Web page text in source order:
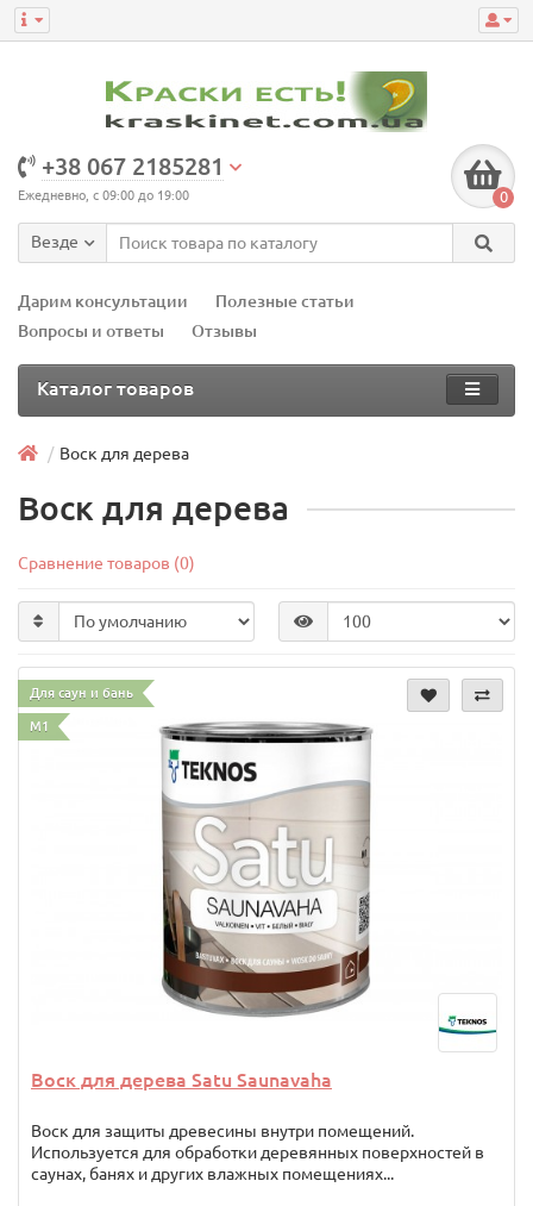
+38 067 2185281
Ежедневно, с 09:00 до 19:00 0
Везде
Дарим консультации
Полезные статьи
Вопросы и ответы
Отзывы
Каталог товаров
Воск для дерева
Воск для дерева
Сравнение товаров (0)
Для саун и бань
M1
Воск для дерева Satu Saunavaha
Воск для защиты древесины внутри помещений.
Используется для обработки деревянных поверхностей в
саунах, банях и других влажных помещениях...